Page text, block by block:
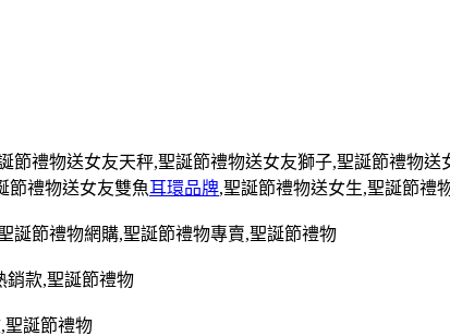
節禮物送女友天秤,聖誕節禮物送女友獅子,聖誕節禮物送
節禮物送女友雙魚耳環品牌,聖誕節禮物送女生,聖誕節禮
誕節禮物網購,聖誕節禮物專賣,聖誕節禮物
銷款,聖誕節禮物
,聖誕節禮物